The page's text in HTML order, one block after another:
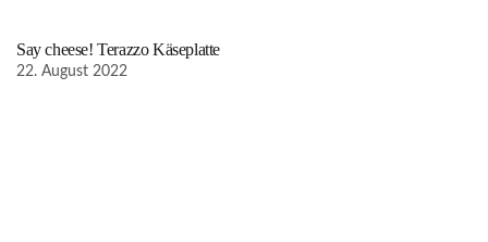
Say cheese! Terazzo Käseplatte
22. August 2022